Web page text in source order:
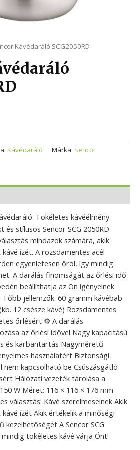
Kávédaráló SCG2050RD
Kávédaráló Márka: Sencor
Tökéletes kávéélmény
és stílusos Sencor SCG 2050RD
mindazok számára, akik
ízét. A rozsdamentes acél
egyenletesen őröl, így mindig
A darálás finomságát az őrlési idő
beállíthatja az Ön igényeinek
jellemzők: 60 gramm kávébab
12 csésze kávé) Rozsdamentes
őrlésért ⚙️ A darálás
az őrlési idővel Nagy kapacitású
és karbantartás Nagyméretű
használatért Biztonsági
nem kapcsolható be Csúszásgátló
Hálózati vezeték tárolása a
W Méret: 116 × 116 × 176 mm
választás: Kávé szerelmeseinek Akik
ízét Akik értékelik a minőségi
kezelhetőséget A Sencor SCG
mindig tökéletes kávé várja Önt!